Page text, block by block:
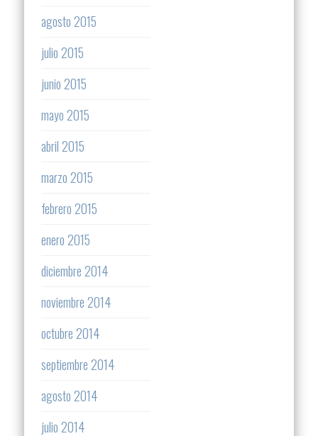
agosto 2015
julio 2015
junio 2015
mayo 2015
abril 2015
marzo 2015
febrero 2015
enero 2015
diciembre 2014
noviembre 2014
octubre 2014
septiembre 2014
agosto 2014
julio 2014